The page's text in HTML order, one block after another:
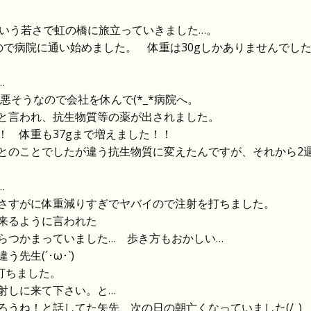
若さで虹の橋に旅立っていきました…。
病院に通い始めました。 体重は30gしかありませんでした
そうなので会社を休んで(*_*病院へ。
われ、抗生物質等の薬が出されました。
体重も37gまで増えました！！
ことでしたが違う抗生物質に変えたんですが、それから2
がに体重減りすぎでヤバイので注射を打ちました。
るように言われた
つかまっていました… 歩き方もおかしい…
う先生(´･ω･`)
ました。
しに来て下さい。と…
ね！と話してた矢先、次の日の朝亡くなっていました(/_)